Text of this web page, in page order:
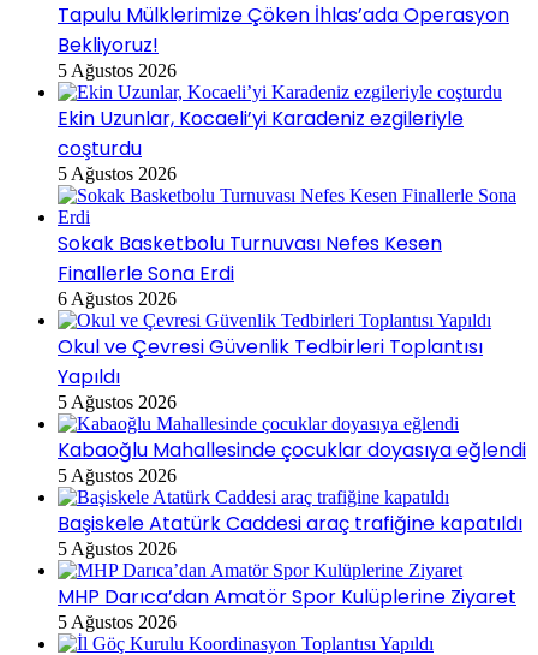
Tapulu Mülklerimize Çöken İhlas’ada Operasyon
Bekliyoruz!
5 Ağustos 2026
Ekin Uzunlar, Kocaeli’yi Karadeniz ezgileriyle
coşturdu
5 Ağustos 2026
Sokak Basketbolu Turnuvası Nefes Kesen
Finallerle Sona Erdi
6 Ağustos 2026
Okul ve Çevresi Güvenlik Tedbirleri Toplantısı
Yapıldı
5 Ağustos 2026
Kabaoğlu Mahallesinde çocuklar doyasıya eğlendi
5 Ağustos 2026
Başiskele Atatürk Caddesi araç trafiğine kapatıldı
5 Ağustos 2026
MHP Darıca’dan Amatör Spor Kulüplerine Ziyaret
5 Ağustos 2026